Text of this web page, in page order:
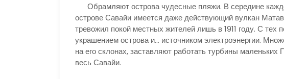
Обрамляют острова чудесные пляжи. В середине
острове Савайи имеется даже действующий вулкан
тревожил покой местных жителей лишь в 1911 году. С тех
украшением острова и… источником электроэнергии.
на его склонах, заставляют работать турбины
весь Савайи.